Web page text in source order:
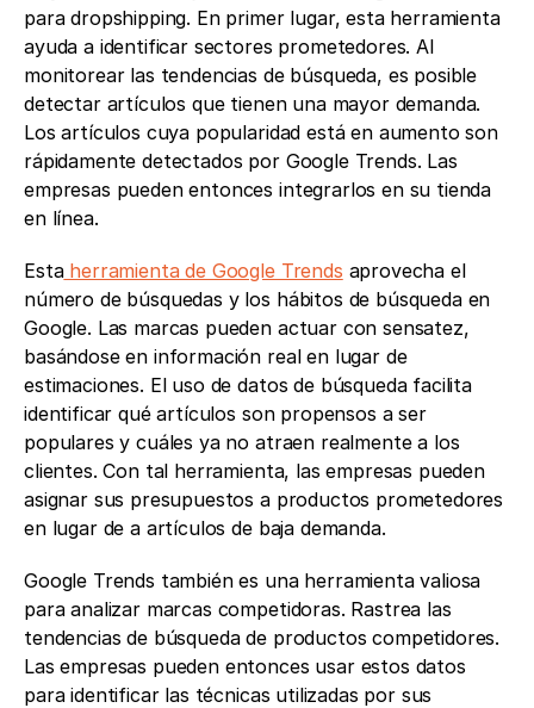
para dropshipping. En primer lugar, esta herramienta
ayuda a identificar sectores prometedores. Al
monitorear las tendencias de búsqueda, es posible
detectar artículos que tienen una mayor demanda.
Los artículos cuya popularidad está en aumento son
rápidamente detectados por Google Trends. Las
empresas pueden entonces integrarlos en su tienda
en línea.
Esta herramienta de Google Trends aprovecha el
número de búsquedas y los hábitos de búsqueda en
Google. Las marcas pueden actuar con sensatez,
basándose en información real en lugar de
estimaciones. El uso de datos de búsqueda facilita
identificar qué artículos son propensos a ser
populares y cuáles ya no atraen realmente a los
clientes. Con tal herramienta, las empresas pueden
asignar sus presupuestos a productos prometedores
en lugar de a artículos de baja demanda.
Google Trends también es una herramienta valiosa
para analizar marcas competidoras. Rastrea las
tendencias de búsqueda de productos competidores.
Las empresas pueden entonces usar estos datos
para identificar las técnicas utilizadas por sus